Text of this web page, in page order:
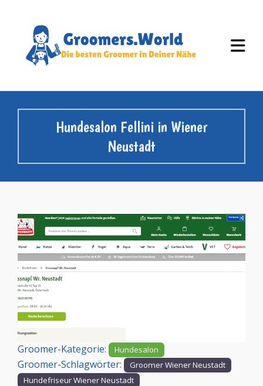
Hundesalon Fellini in Wiener
Neustadt
Vorheriges
Groomer-Kategorie: Hundesalon
Groomer-Schlagwörter:
Groomer Wiener Neustadt
Hundefriseur Wiener Neustadt